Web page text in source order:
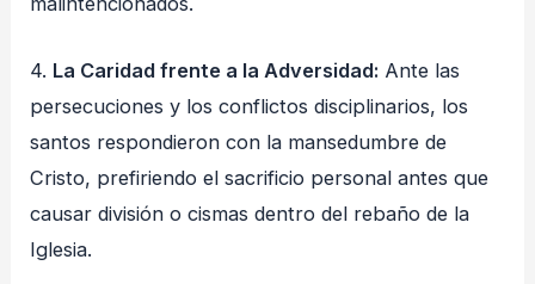
4. La Caridad frente a la Adversidad: Ante las
persecuciones y los conflictos disciplinarios, los
santos respondieron con la mansedumbre de
Cristo, prefiriendo el sacrificio personal antes que
causar división o cismas dentro del rebaño de la
Iglesia.